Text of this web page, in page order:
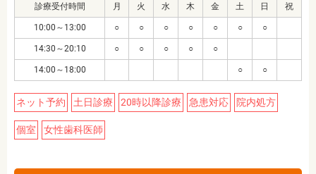
診療受付時間 月 火 水 木 金 土 日 祝
10:00～13:00 ○ ○ ○ ○ ○ ○ ○
14:30～20:10 ○ ○ ○ ○ ○
14:00～18:00 ○ ○
ネット予約 土日診療 20時以降診療 急患対応 院内処方
個室 女性歯科医師